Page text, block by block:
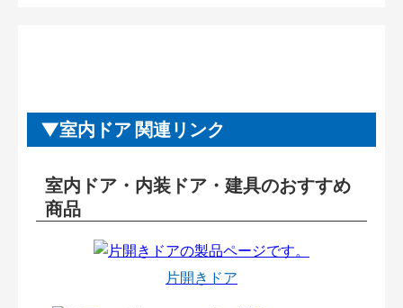
室内ドア 関連リンク
室内ドア・内装ドア・建具のおすすめ
商品
片開きドア